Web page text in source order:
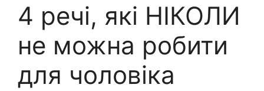
4 речі, які НІКОЛИ
не можна робити
для чоловіка